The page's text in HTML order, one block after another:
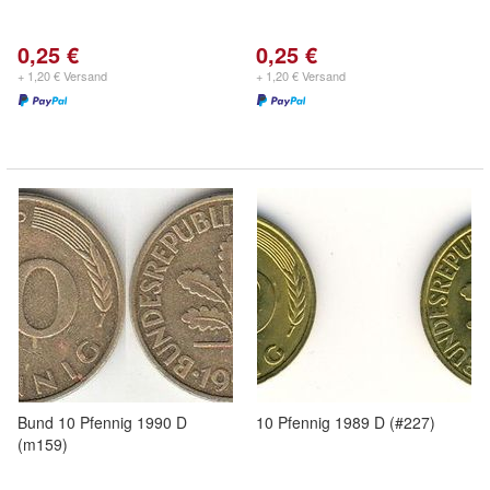
0,25 €
+ 1,20 € Versand
0,25 €
+ 1,20 € Versand
Bund 10 Pfennig 1990 D
(m159)
10 Pfennig 1989 D (#227)